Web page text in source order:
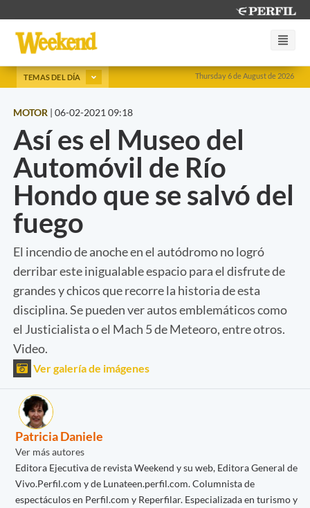
Thursday 6 de August de 2026
TEMAS DEL DÍA
MOTOR | 06-02-2021 09:18
Así es el Museo del
Automóvil de Río
Hondo que se salvó del
fuego
El incendio de anoche en el autódromo no logró
derribar este inigualable espacio para el disfrute de
grandes y chicos que recorre la historia de esta
disciplina. Se pueden ver autos emblemáticos como
el Justicialista o el Mach 5 de Meteoro, entre otros.
Video.
Ver galería de imágenes
Patricia Daniele
Ver más autores
Editora Ejecutiva de revista Weekend y su web, Editora General de
Vivo.Perfil.com y de Lunateen.perfil.com. Columnista de
espectáculos en Perfil.com y Reperfilar. Especializada en turismo y